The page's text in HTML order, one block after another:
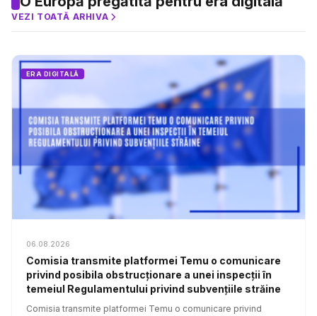
VEZI TOATĂ ARHIVA
ERA DIGITALĂ
06.08.2026
Comisia transmite platformei Temu o comunicare
privind posibila obstrucționare a unei inspecții în
temeiul Regulamentului privind subvențiile străine
Comisia transmite platformei Temu o comunicare privind